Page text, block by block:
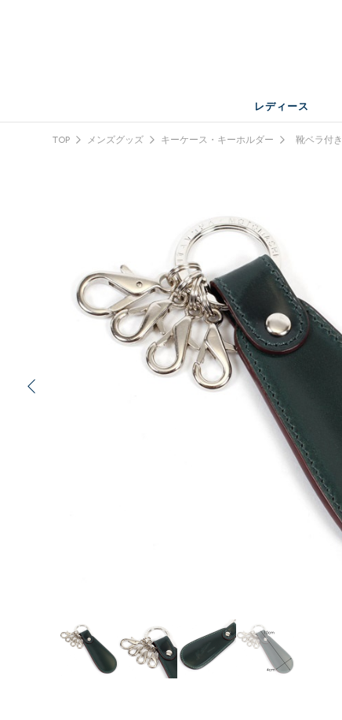
レディース
TOP メンズグッズ キーケース・キーホルダー 靴ベラ付